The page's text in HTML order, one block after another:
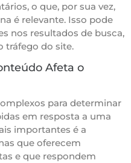
o que, por sua vez,
é relevante. Isso pode
nos resultados de busca,
tráfego do site.
Afeta o
para determinar
em resposta a uma
importantes é a
que oferecem
e que respondem